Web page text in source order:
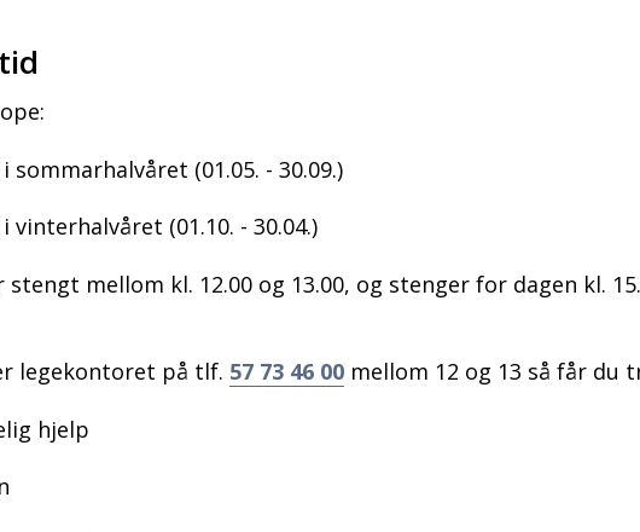
i sommarhalvåret (01.05. - 30.09.)
i vinterhalvåret (01.10. - 30.04.)
stengt mellom kl. 12.00 og 13.00, og stenger for dagen kl.
legekontoret på tlf. 57 73 46 00mellom 12 og 13 så får du
hjelp